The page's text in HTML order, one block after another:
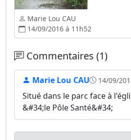
Marie Lou CAU
14/09/2016 à 11h52
Commentaires (1)
Marie Lou CAU 14/09/
Situé dans le parc face à
&#34;le Pôle Santé&#34;